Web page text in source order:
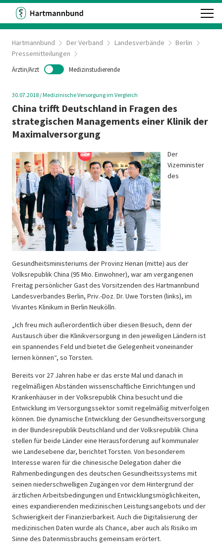
Hartmannbund Der Verband Landesverbände
Berlin
Pressemitteilungen
Ärztin/Arzt Medizinstudierende
30.07.2018 /Medizinische Versorgung im Vergleich
China trifft Deutschland in Fragen des
strategischen Managements einer Klinik der
Maximalversorgung
Der
Vizeminister
des
Gesundheitsministeriums der Provinz Henan (mitte) aus der
Volksrepublik China (95 Mio. Einwohner), war am vergangenen
Freitag persönlicher Gast des Vorsitzenden des Hartmannbund
Landesverbandes Berlin, Priv.-Doz. Dr. Uwe Torsten (links), im
Vivantes Klinikum in Berlin Neukölln.
„Ich freu mich außerordentlich über diesen Besuch, denn der
Austausch über die Klinikversorgung in den jeweiligen Ländern ist
ein spannendes Feld und bietet die Gelegenheit voneinander
lernen können“, so Torsten.
Bereits vor 27 Jahren habe er das erste Mal und danach in
regelmäßigen Abständen wissenschaftliche Einrichtungen und
Krankenhäuser in der Volksrepublik China besucht und die
Entwicklung im Versorgungssektor somit regelmäßig mitverfolgen
können. Die dynamische Entwicklung der Gesundheitsversorgung
in der Bundesrepublik Deutschland und der Volksrepublik China
stellen für beide Länder eine Herausforderung auf kommunaler
wie Landesebene dar, berichtet Torsten. Von besonderem
Interesse waren für die chinesische Delegation daher die
Rahmenbedingungen des deutschen Gesundheitssystems mit
seinen niederschwelligen Zugängen vor dem Hintergrund der
ärztlichen Arbeitsbedingungen und Entwicklungsmöglichkeiten,
eines expandierenden medizinischen Leistungsangebots und der
Schwierigkeit der Finanzierbarkeit. Auch die Digitalisierung der
medizinischen Daten wurde als Chance, aber auch als Risiko im
Sinne des Datenmissbrauchs gemeinsam erörtert.